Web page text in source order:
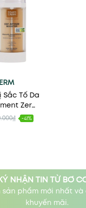
Tố Da
Zero
Booster
-41%
NHẬN TIN TỪ BƠ
sản phẩm mới nhất
khuyến mãi.